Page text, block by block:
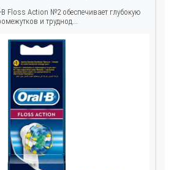
Floss Action №2 обеспечивает глубокую
и труднод...